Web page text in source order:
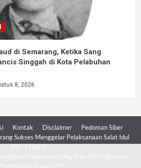
di Semarang, Ketika Sang
Singgah di Kota Pelabuhan
8, 2026
Kontak Disclaimer
Pedoman Siber
Sukses Menggelar Pelaksanaan Salat Idul